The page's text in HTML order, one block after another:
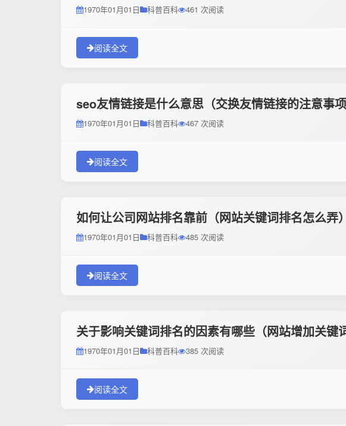
1970年01月01日 科普百科 461 次阅读
阅读全文
seo友情链接是什么意思（交换友情链接的注意事项
1970年01月01日 科普百科 467 次阅读
阅读全文
如何让公司网站排名靠前（网站关键词排名怎么弄）
1970年01月01日 科普百科 485 次阅读
阅读全文
关于影响关键词排名的因素有哪些（网站增加关键
1970年01月01日 科普百科 385 次阅读
阅读全文